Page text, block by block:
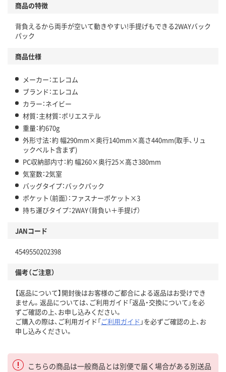
商品の特徴
背負えるから両手が空いて動きやすい!手提げもできる2WAYバック
パック
商品仕様
メーカー：エレコム
ブランド：エレコム
カラー：ネイビー
材質：主材質：ポリエステル
重量：約670g
外形寸法：約 幅290mm×奥行140mm×高さ440mm(取手、リュ
ックベルト含まず)
PC収納部内寸：約 幅260×奥行25×高さ380mm
気室数：2気室
バッグタイプ：バックパック
ポケット（前面）：ファスナーポケット×3
持ち運びタイプ：2WAY（背負い＋手提げ）
JANコード
4549550202398
備考（ご注意）
【返品について】開封後はお客様のご都合による返品はお受けでき
ません。返品については、ご利用ガイド「返品・交換について」を必
ずご確認の上、お申し込みください。
ご購入の際は、ご利用ガイド「ご利用ガイド 」を必ずご確認の上、お
申し込みください。
こちらの商品は一般商品とは別便で届く場合がある別送品